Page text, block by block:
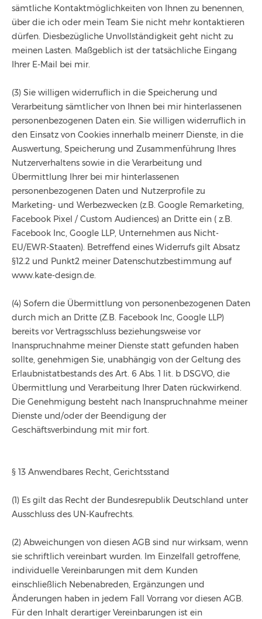
sämtliche Kontaktmöglichkeiten von Ihnen zu benennen,
über die ich oder mein Team Sie nicht mehr kontaktieren
dürfen. Diesbezügliche Unvollständigkeit geht nicht zu
meinen Lasten. Maßgeblich ist der tatsächliche Eingang
Ihrer E-Mail bei mir.
(3) Sie willigen widerruflich in die Speicherung und
Verarbeitung sämtlicher von Ihnen bei mir hinterlassenen
personenbezogenen Daten ein. Sie willigen widerruflich in
den Einsatz von Cookies innerhalb meinerr Dienste, in die
Auswertung, Speicherung und Zusammenführung Ihres
Nutzerverhaltens sowie in die Verarbeitung und
Übermittlung Ihrer bei mir hinterlassenen
personenbezogenen Daten und Nutzerprofile zu
Marketing- und Werbezwecken (z.B. Google Remarketing,
Facebook Pixel / Custom Audiences) an Dritte ein ( z.B.
Facebook Inc, Google LLP, Unternehmen aus Nicht-
EU/EWR-Staaten). Betreffend eines Widerrufs gilt Absatz
§12.2 und Punkt2 meiner Datenschutzbestimmung auf
www.kate-design.de.
(4) Sofern die Übermittlung von personenbezogenen Daten
durch mich an Dritte (Z.B. Facebook Inc, Google LLP)
bereits vor Vertragsschluss beziehungsweise vor
Inanspruchnahme meiner Dienste statt gefunden haben
sollte, genehmigen Sie, unabhängig von der Geltung des
Erlaubnistatbestands des Art. 6 Abs. 1 lit. b DSGVO, die
Übermittlung und Verarbeitung Ihrer Daten rückwirkend.
Die Genehmigung besteht nach Inanspruchnahme meiner
Dienste und/oder der Beendigung der
Geschäftsverbindung mit mir fort.
§ 13 Anwendbares Recht, Gerichtsstand
(1) Es gilt das Recht der Bundesrepublik Deutschland unter
Ausschluss des UN-Kaufrechts.
(2) Abweichungen von diesen AGB sind nur wirksam, wenn
sie schriftlich vereinbart wurden. Im Einzelfall getroffene,
individuelle Vereinbarungen mit dem Kunden
einschließlich Nebenabreden, Ergänzungen und
Änderungen haben in jedem Fall Vorrang vor diesen AGB.
Für den Inhalt derartiger Vereinbarungen ist ein